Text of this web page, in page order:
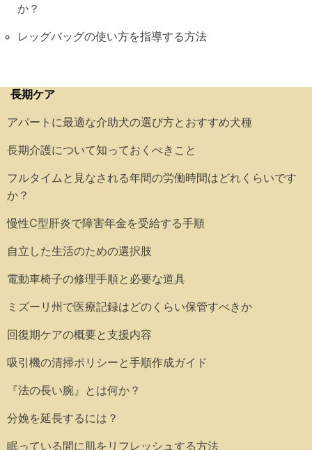
か？
レッグバッグの使い方を指導する方法
長期ケア
アパートに最適な介助犬の選び方とおすすめ犬種
長期介護について知っておくべきこと
フルタイムと見なされる年間の労働時間はどれくらいです
か？
慢性C型肝炎で障害年金を受給する手順
自立した生活のための選択肢
電動車椅子の修理手順と必要な道具
ミズーリ州で医療記録はどのくらい保管すべきか
回復期ケアの概要と支援内容
吸引機の清掃ポリシーと手順作成ガイド
『法の長い腕』とは何か？
分娩を延長するには？
眠っている間に肌をリフレッシュする方法